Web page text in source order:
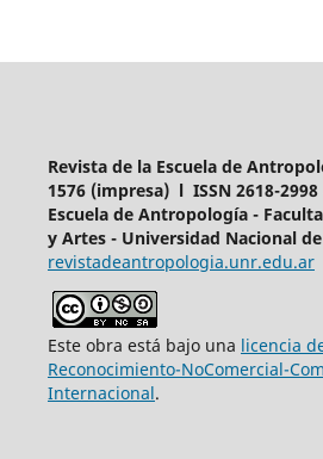
Revista de la Escuela de
1576 (impresa) l ISSN 2618-
Escuela de Antropología -
y Artes - Universidad Nacional
revistadeantropologia.unr.edu.ar
Este obra está bajo una licencia
Reconocimiento-NoComercial-
Internacional.